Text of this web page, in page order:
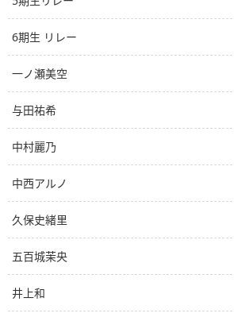
6期生 リレー
一ノ瀬美空
与田祐希
中村麗乃
中西アルノ
久保史緒里
五百城茉央
井上和